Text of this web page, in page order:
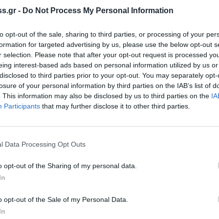
- Do Not Process My Personal Information
opt-out of the sale, sharing to third parties, or processing of your
for targeted advertising by us, please use the below opt-out
selection. Please note that after your opt-out request is processed
interest-based ads based on personal information utilized by us
to third parties prior to your opt-out. You may separately
of your personal information by third parties on the IAB’s list of
This information may also be disclosed by us to third parties on the
Participants that may further disclose it to other third parties.
Data Processing Opt Outs
opt-out of the Sharing of my personal data.
opt-out of the Sale of my Personal Data.
Ομίλου Σπάρτης
Μάνης «Ο ΝΙΚΑΝΔΡΟΣ»
Αθλητικού Ομίλου Μάνης «Ο
Αθλητικού Ομίλου Μάνης «Ο
Μάνης «Ο ΝΙΚΑΝΔΡΟΣ»
Ομίλου Σπάρτης